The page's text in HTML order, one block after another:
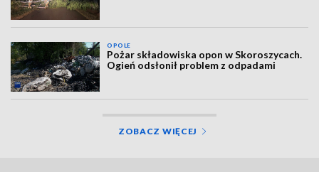
OPOLE
Pożar składowiska opon w Skoroszycach.
Ogień odsłonił problem z odpadami
ZOBACZ WIĘCEJ